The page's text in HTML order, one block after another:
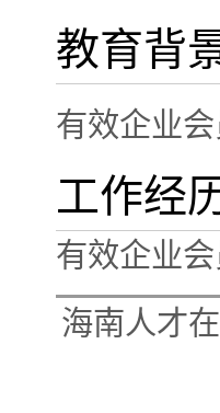
教育背
有效企业
工作经
有效企业
海南人才